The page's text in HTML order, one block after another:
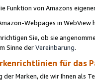
Funktion von Amazons
Webpages in WebView
Sie, ob sie
Sinne derVereinbarung.
für das
Marken, die wir Ihnen als